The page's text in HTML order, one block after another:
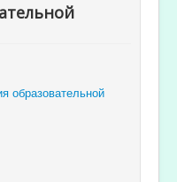
образовательной